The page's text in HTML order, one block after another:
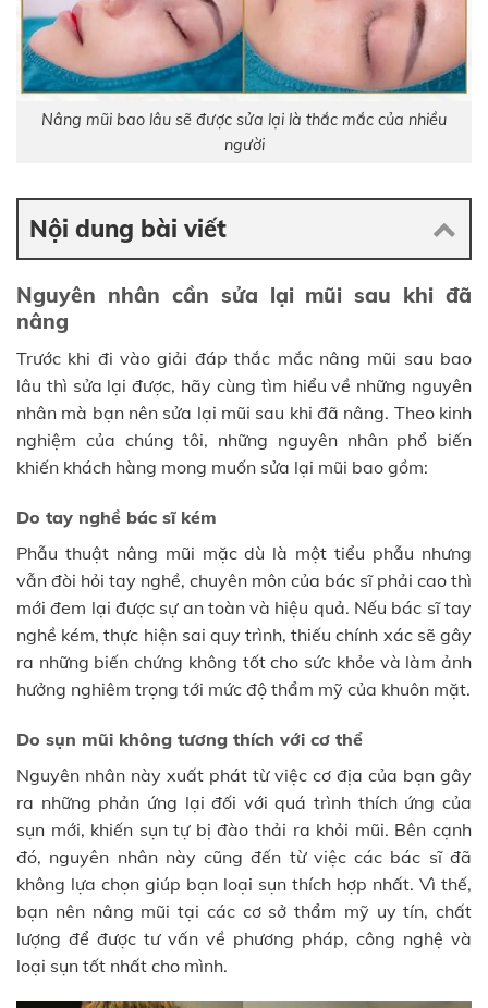
Nâng mũi bao lâu sẽ được sửa lại là thắc mắc của nhiều
người
Nội dung bài viết
Nguyên nhân cần sửa lại mũi sau khi đã
nâng
Trước khi đi vào giải đáp thắc mắc nâng mũi sau bao
lâu thì sửa lại được, hãy cùng tìm hiểu về những nguyên
nhân mà bạn nên sửa lại mũi sau khi đã nâng. Theo kinh
nghiệm của chúng tôi, những nguyên nhân phổ biến
khiến khách hàng mong muốn sửa lại mũi bao gồm:
Do tay nghề bác sĩ kém
Phẫu thuật nâng mũi mặc dù là một tiểu phẫu nhưng
vẫn đòi hỏi tay nghề, chuyên môn của bác sĩ phải cao thì
mới đem lại được sự an toàn và hiệu quả. Nếu bác sĩ tay
nghề kém, thực hiện sai quy trình, thiếu chính xác sẽ gây
ra những biến chứng không tốt cho sức khỏe và làm ảnh
hưởng nghiêm trọng tới mức độ thẩm mỹ của khuôn mặt.
Do sụn mũi không tương thích với cơ thể
Nguyên nhân này xuất phát từ việc cơ địa của bạn gây
ra những phản ứng lại đối với quá trình thích ứng của
sụn mới, khiến sụn tự bị đào thải ra khỏi mũi. Bên cạnh
đó, nguyên nhân này cũng đến từ việc các bác sĩ đã
không lựa chọn giúp bạn loại sụn thích hợp nhất. Vì thế,
bạn nên nâng mũi tại các cơ sở thẩm mỹ uy tín, chất
lượng để được tư vấn về phương pháp, công nghệ và
loại sụn tốt nhất cho mình.